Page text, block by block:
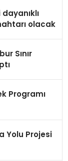
olacak
Sınır
Programı
Yolu Projesi